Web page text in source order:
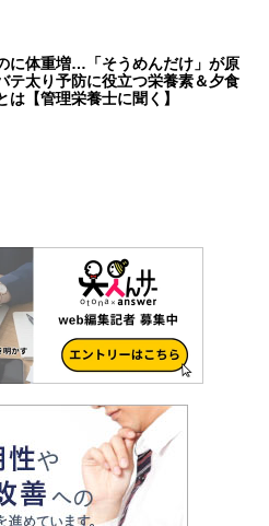
に体重増…「そうめんだけ」が原
太り予防に役立つ栄養素＆夕食
は【管理栄養士に聞く】